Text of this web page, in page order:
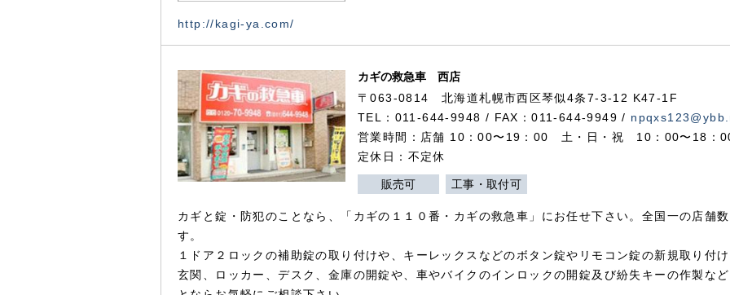
http://kagi-ya.com/
カギの救急車 西店
〒063-0814 北海道札幌市西区琴似4条7-3-12 K47-1F
TEL：011-644-9948 / FAX：011-644-9949 /
営業時間：店舗 10：00〜19：00 土・日・祝 10：00〜18：
定休日：不定休
販売可 工事・取付可
カギと錠・防犯のことなら、「カギの１１０番・カギの救急車」にお任せ下さい。全国一の店舗
す。
１ドア２ロックの補助錠の取り付けや、キーレックスなどのボタン錠やリモコン錠の新規取り付
玄関、ロッカー、デスク、金庫の開錠や、車やバイクのインロックの開錠及び紛失キーの作製な